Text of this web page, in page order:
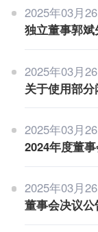
2025年03月
独立董事郭
2025年03月
关于使用部
2025年03月
2024年度董
2025年03月
董事会决议公